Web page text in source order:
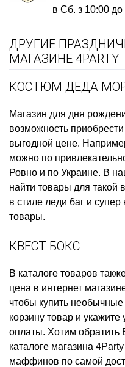
в Сб. з 10:00 до
ДРУГИЕ
МАГАЗИНЕ 4PARTY
КОСТЮМ ДЕДА
Магазин для дня
возможность приобрести
выгодной цене.
можно по
Ровно и по Украине. В
найти товары для такой
в стиле леди баг и супер
товары.
КВЕСТ БОКС
В каталоге товаров
цена в интернет
чтобы купить
корзину товар и
оплаты. Хотим обратить
каталоге магазина
маффинов по самой